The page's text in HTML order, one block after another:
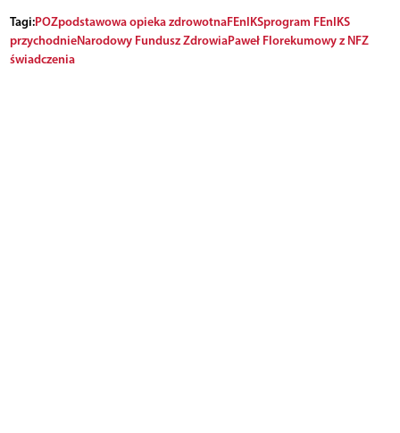
Tagi:POZpodstawowa opieka zdrowotnaFEnIKSprogram FEnIKS
przychodnieNarodowy Fundusz ZdrowiaPaweł Florekumowy z NFZ
świadczenia